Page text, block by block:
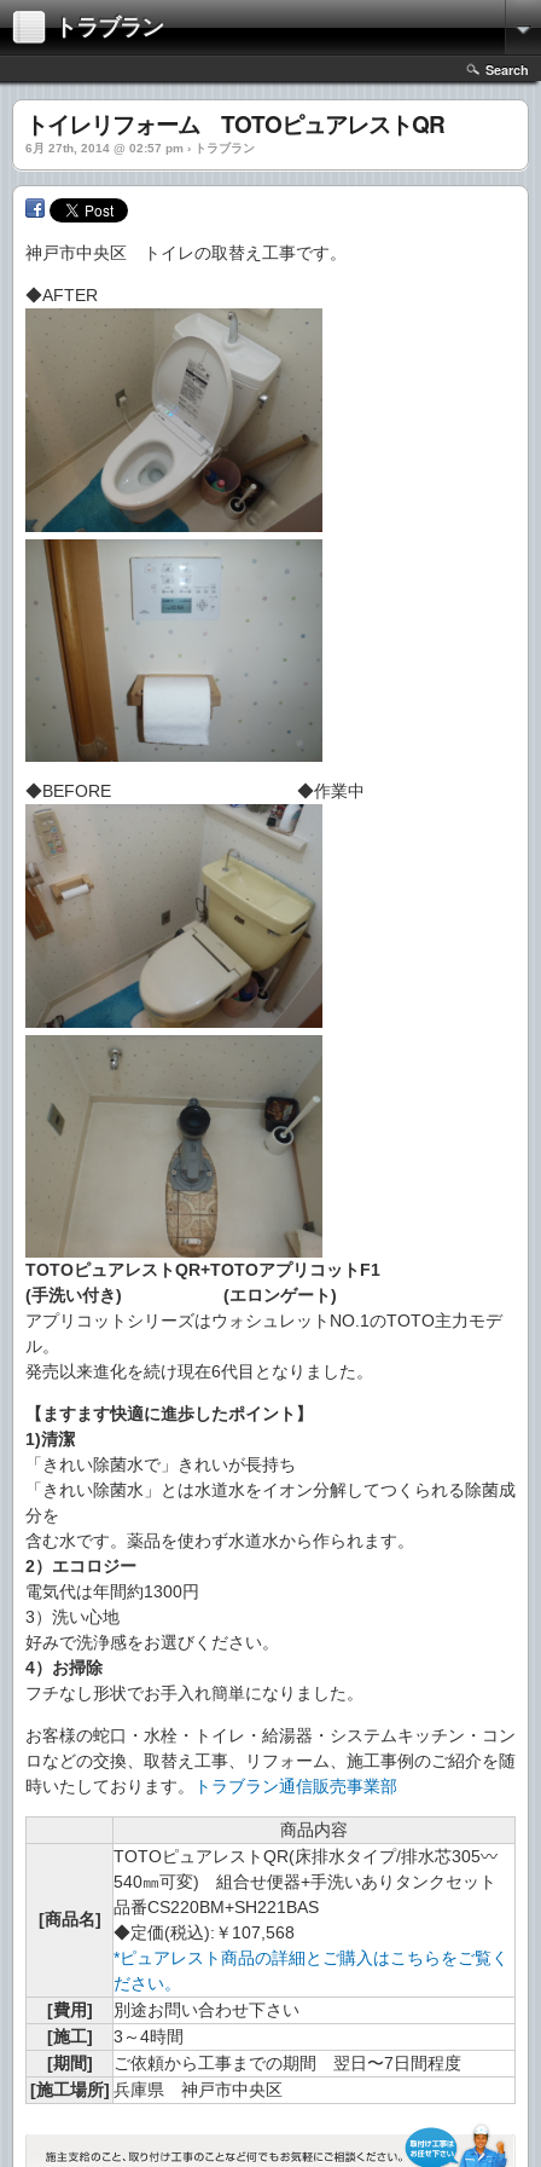
トラブラン
Search
トイレリフォーム TOTOピュアレストQR
6月 27th, 2014 @ 02:57 pm › トラブラン
神戸市中央区 トイレの取替え工事です。
◆AFTER
◆BEFORE ◆作業中
TOTOピュアレストQR+TOTOアプリコットF1
(手洗い付き) (エロンゲート)
アプリコットシリーズはウォシュレットNO.1のTOTO主力モデ
ル。
発売以来進化を続け現在6代目となりました。
【ますます快適に進歩したポイント】
1)清潔
「きれい除菌水で」きれいが長持ち
「きれい除菌水」とは水道水をイオン分解してつくられる除菌成
分を
含む水です。薬品を使わず水道水から作られます。
2）エコロジー
電気代は年間約1300円
3）洗い心地
好みで洗浄感をお選びください。
4）お掃除
フチなし形状でお手入れ簡単になりました。
お客様の蛇口・水栓・トイレ・給湯器・システムキッチン・コン
ロなどの交換、取替え工事、リフォーム、施工事例のご紹介を随
時いたしております。
トラブラン通信販売事業部
商品内容
[商品名]
TOTOピュアレストQR(床排水タイプ/排水芯305〰
540㎜可変) 組合せ便器+手洗いありタンクセット
品番CS220BM+SH221BAS
◆定価(税込):￥107,568
*ピュアレスト商品の詳細とご購入はこちらをご覧く
ださい。
[費用]
別途お問い合わせ下さい
[施工]
3～4時間
[期間]
ご依頼から工事までの期間 翌日〜7日間程度
[施工場所] 兵庫県 神戸市中央区